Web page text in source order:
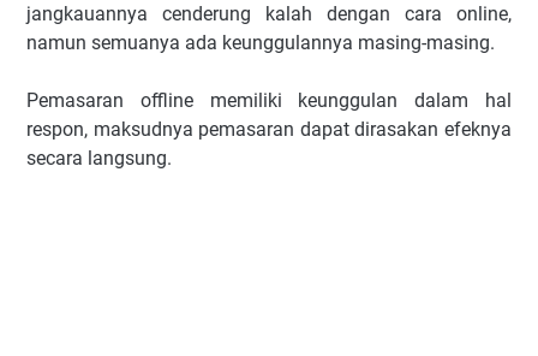
jangkauannya cenderung kalah dengan cara online,
namun semuanya ada keunggulannya masing-masing.
Pemasaran offline memiliki keunggulan dalam hal
respon, maksudnya pemasaran dapat dirasakan efeknya
secara langsung.